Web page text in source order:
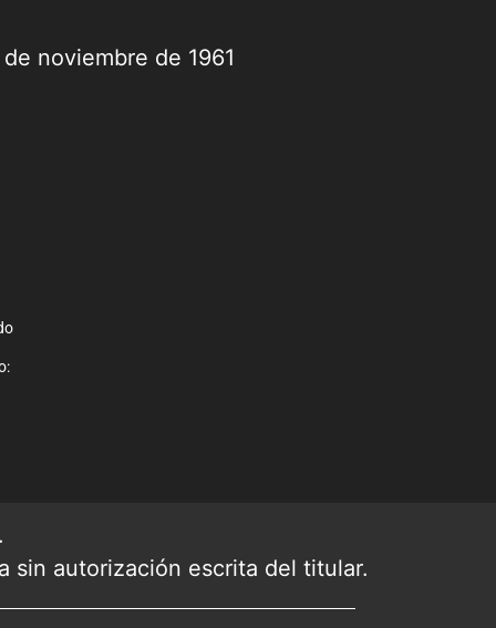
noviembre de 1961
sin autorización escrita del titular.